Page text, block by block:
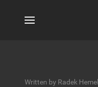
Written by Radek